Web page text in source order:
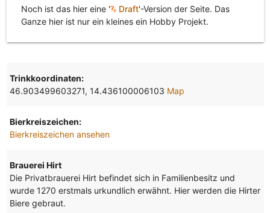
Noch ist das hier eine ' Draft'-Version der Seite. Das
Ganze hier ist nur ein kleines ein Hobby Projekt.
Trinkkoordinaten:
46.903499603271, 14.436100006103 Map
Bierkreiszeichen:
Bierkreiszeichen ansehen
Brauerei Hirt
Die Privatbrauerei Hirt befindet sich in Familienbesitz und
wurde 1270 erstmals urkundlich erwähnt. Hier werden die Hirter
Biere gebraut.